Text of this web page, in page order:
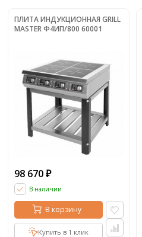
ПЛИТА ИНДУКЦИОННАЯ GRILL
MASTER Ф4ИП/800 60001
98 670 ₽
В наличии
В корзину
Купить в 1 клик